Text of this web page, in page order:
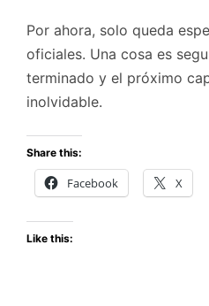
Por ahora, solo queda
oficiales. Una cosa es
terminado y el próximo
inolvidable.
Share this:
Facebook X
Like this: